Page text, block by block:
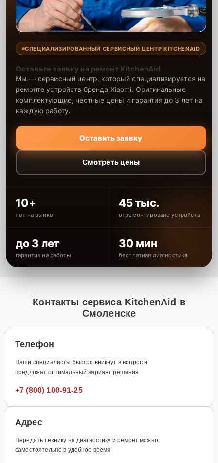
СПЕЦИАЛИЗИРОВАННЫЙ СЕРВИСНЫЙ ЦЕНТР KITCHENAID
Оставьте заявку на ремонт KitchenAid
Мы — сервисный центр, который специализируется на
ремонте устройств бренда Xiaomi. Оригинальные
комплектующие, честные цены и гарантия до 3 лет на
каждую работу.
Оставить заявку
Смотреть цены
10+
лет на рынке
45 тыс.
отремонтировано устройств
до 3 лет
гарантия на работы
30 мин
бесплатная диагностика
Контакты сервиса KitchenAid в
Смоленске
Телефон
Наши специалисты быстро вникнут в вопрос и
предложат оптимальный вариант решения
+7 (800) 100-91-25
Адрес
Передать технику на диагностику и ремонт можно
самостоятельно в удобное время